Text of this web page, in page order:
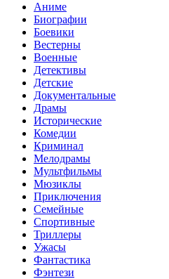
Аниме
Биографии
Боевики
Вестерны
Военные
Детективы
Детские
Документальные
Драмы
Исторические
Комедии
Криминал
Мелодрамы
Мультфильмы
Мюзиклы
Приключения
Семейные
Спортивные
Триллеры
Ужасы
Фантастика
Фэнтези